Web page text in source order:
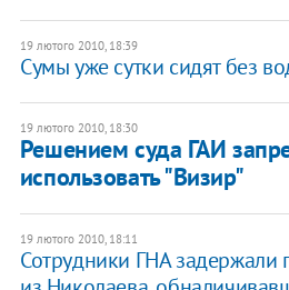
19 лютого 2010, 18:39
Сумы уже сутки сидят без
19 лютого 2010, 18:30
Решением суда ГАИ
использовать "Визир"
19 лютого 2010, 18:11
Сотрудники ГНА задержали